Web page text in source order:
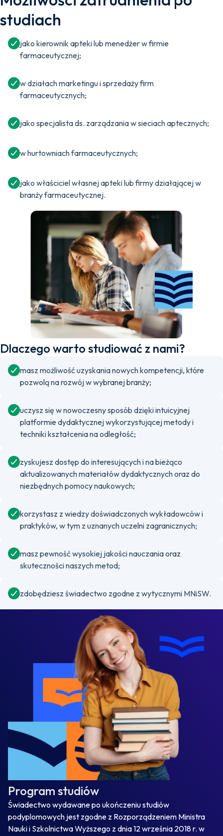
studiach
jako kierownik apteki lub menedżer w firmie
farmaceutycznej;
w działach marketingu i sprzedaży firm
farmaceutycznych;
jako specjalista ds. zarządzania w sieciach aptecznych;
w hurtowniach farmaceutycznych;
jako właściciel własnej apteki lub firmy działającej w
branży farmaceutycznej.
Dlaczego warto studiować z nami?
masz możliwość uzyskania nowych kompetencji, które
pozwolą na rozwój w wybranej branży;
uczysz się w nowoczesny sposób dzięki intuicyjnej
platformie dydaktycznej wykorzystującej metody i
techniki kształcenia na odległość;
zyskujesz dostęp do interesujących i na bieżąco
aktualizowanych materiałów dydaktycznych oraz do
niezbędnych pomocy naukowych;
korzystasz z wiedzy doświadczonych wykładowców i
praktyków, w tym z uznanych uczelni zagranicznych;
masz pewność wysokiej jakości nauczania oraz
skuteczności naszych metod;
zdobędziesz świadectwo zgodne z wytycznymi MNiSW.
Program studiów
Świadectwo wydawane po ukończeniu studiów
podyplomowych jest zgodne z Rozporządzeniem Ministra
Nauki i Szkolnictwa Wyższego z dnia 12 września 2018 r. w